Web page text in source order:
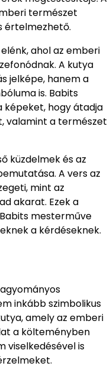
természet
értelmezhető.
ahol az emberi
A kutya
jelképe, hanem a
is. Babits
képeket, hogy átadja
valamint a természet
küzdelmek és az
A vers az
mint az
akarat. Ezek a
mesterműve
a kérdéseknek.
inkább szimbolikus
amely az emberi
a költeményben
viselkedésével is